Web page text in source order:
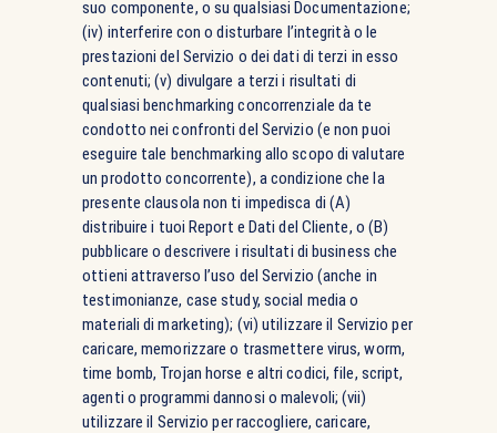
suo componente, o su qualsiasi Documentazione;
(iv) interferire con o disturbare l’integrità o le
prestazioni del Servizio o dei dati di terzi in esso
contenuti; (v) divulgare a terzi i risultati di
qualsiasi benchmarking concorrenziale da te
condotto nei confronti del Servizio (e non puoi
eseguire tale benchmarking allo scopo di valutare
un prodotto concorrente), a condizione che la
presente clausola non ti impedisca di (A)
distribuire i tuoi Report e Dati del Cliente, o (B)
pubblicare o descrivere i risultati di business che
ottieni attraverso l’uso del Servizio (anche in
testimonianze, case study, social media o
materiali di marketing); (vi) utilizzare il Servizio per
caricare, memorizzare o trasmettere virus, worm,
time bomb, Trojan horse e altri codici, file, script,
agenti o programmi dannosi o malevoli; (vii)
utilizzare il Servizio per raccogliere, caricare,